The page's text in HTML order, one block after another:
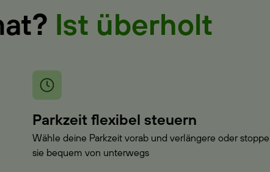
Ist überholt
Parkzeit flexibel steuern
Wähle deine Parkzeit vorab und verlängere oder stoppe
sie bequem von unterwegs